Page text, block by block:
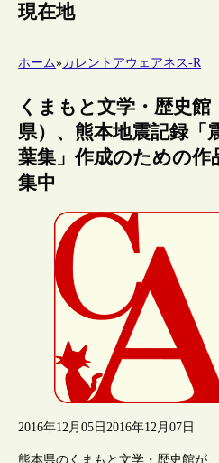
現在地
ホーム»カレントアウェアネス-R
くまもと文学・歴史館
県）、熊本地震記録「
葉集」作成のための作
集中
2016年12月05日 2016年12月07日
熊本県のくまもと文学・歴史館が、